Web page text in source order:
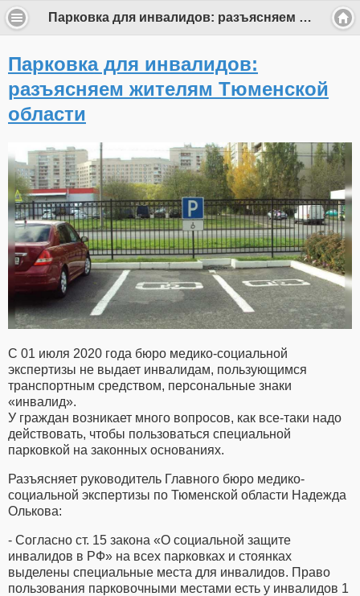
Парковка для инвалидов: разъясняем жителям Тюменской области
Парковка для инвалидов:
разъясняем жителям Тюменской
области
С 01 июля 2020 года бюро медико-социальной
экспертизы не выдает инвалидам, пользующимся
транспортным средством, персональные знаки
«инвалид».
У граждан возникает много вопросов, как все-таки надо
действовать, чтобы пользоваться специальной
парковкой на законных основаниях.
Разъясняет руководитель Главного бюро медико-
социальной экспертизы по Тюменской области Надежда
Олькова:
- Согласно ст. 15 закона «О социальной защите
инвалидов в РФ» на всех парковках и стоянках
выделены специальные места для инвалидов. Право
пользования парковочными местами есть у инвалидов 1